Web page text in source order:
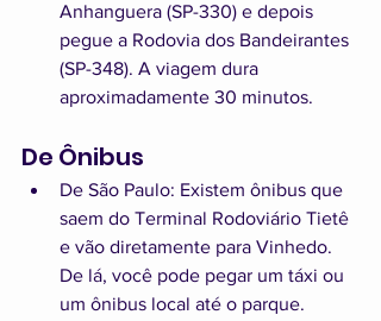
Anhanguera (SP-330) e depois
pegue a Rodovia dos Bandeirantes
(SP-348). A viagem dura
aproximadamente 30 minutos.
De Ônibus
De São Paulo: Existem ônibus que
saem do Terminal Rodoviário Tietê
e vão diretamente para Vinhedo.
De lá, você pode pegar um táxi ou
um ônibus local até o parque.